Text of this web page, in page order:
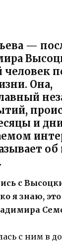
—
Она,
и
об
с
я знаю,
с ним в